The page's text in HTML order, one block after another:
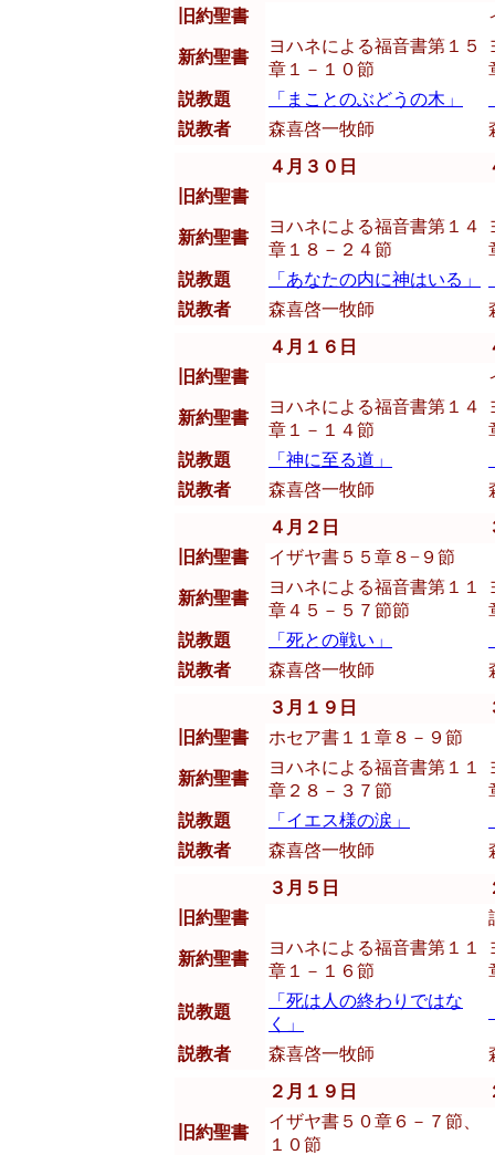
旧約聖書
新約聖書
ヨハネによる福音書第１５
章１－１０節
説教題
「まことのぶどうの木」
説教者
森喜啓一牧師
４月３０日
旧約聖書
新約聖書
ヨハネによる福音書第１４
章１８－２４節
説教題
「あなたの内に神はいる」
説教者
森喜啓一牧師
４月１６日
旧約聖書
新約聖書
ヨハネによる福音書第１４
章１－１４節
説教題
「神に至る道」
説教者
森喜啓一牧師
４月２日
旧約聖書
イザヤ書５５章８−９節
新約聖書
ヨハネによる福音書第１１
章４５－５７節節
説教題
「死との戦い」
説教者
森喜啓一牧師
３月１９日
旧約聖書
ホセア書１１章８－９節
新約聖書
ヨハネによる福音書第１１
章２８－３７節
説教題
「イエス様の涙」
説教者
森喜啓一牧師
３月５日
旧約聖書
新約聖書
ヨハネによる福音書第１１
章１－１６節
説教題
「死は人の終わりではな
く」
説教者 森喜啓一牧師
２月１９日
旧約聖書
イザヤ書５０章６－７節、
１０節